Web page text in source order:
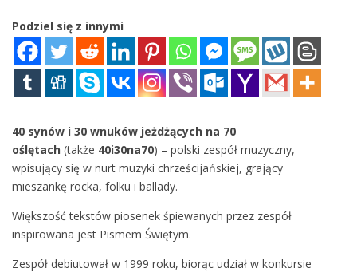
Podziel się z innymi
40 synów i 30 wnuków jeżdżących na 70
oślętach (także 40i30na70) – polski zespół muzyczny,
wpisujący się w nurt muzyki chrześcijańskiej, grający
mieszankę rocka, folku i ballady.
Większość tekstów piosenek śpiewanych przez zespół
inspirowana jest Pismem Świętym.
Zespół debiutował w 1999 roku, biorąc udział w konkursie